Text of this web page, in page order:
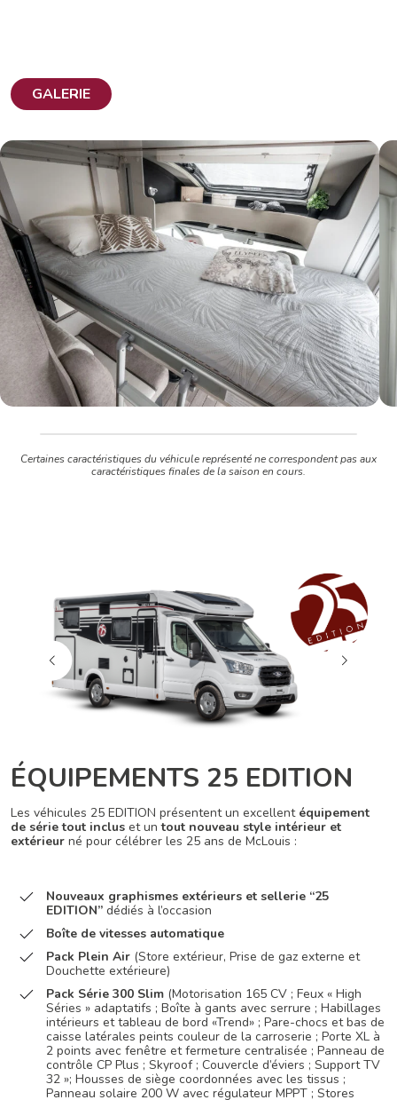
GALERIE
Certaines caractéristiques du véhicule représenté ne correspondent pas aux
caractéristiques finales de la saison en cours.
ÉQUIPEMENTS 25 EDITION
Les véhicules 25 EDITION présentent un excellent équipement
de série tout inclus et untout nouveau style intérieur et
extérieur né pour célébrer les 25 ans de McLouis :
Nouveaux graphismes extérieurs et sellerie “25
EDITION” dédiés à l’occasion
Boîte de vitesses automatique
Pack Plein Air (Store extérieur, Prise de gaz externe et
Douchette extérieure)
Pack Série 300 Slim (Motorisation 165 CV ; Feux « High
Séries » adaptatifs ; Boîte à gants avec serrure ; Habillages
intérieurs et tableau de bord «Trend» ; Pare-chocs et bas de
caisse latérales peints couleur de la carroserie ; Porte XL à
2 points avec fenêtre et fermeture centralisée ; Panneau de
contrôle CP Plus ; Skyroof ; Couvercle d’éviers ; Support TV
32 »; Housses de siège coordonnées avec les tissus ;
Panneau solaire 200 W avec régulateur MPPT ; Stores